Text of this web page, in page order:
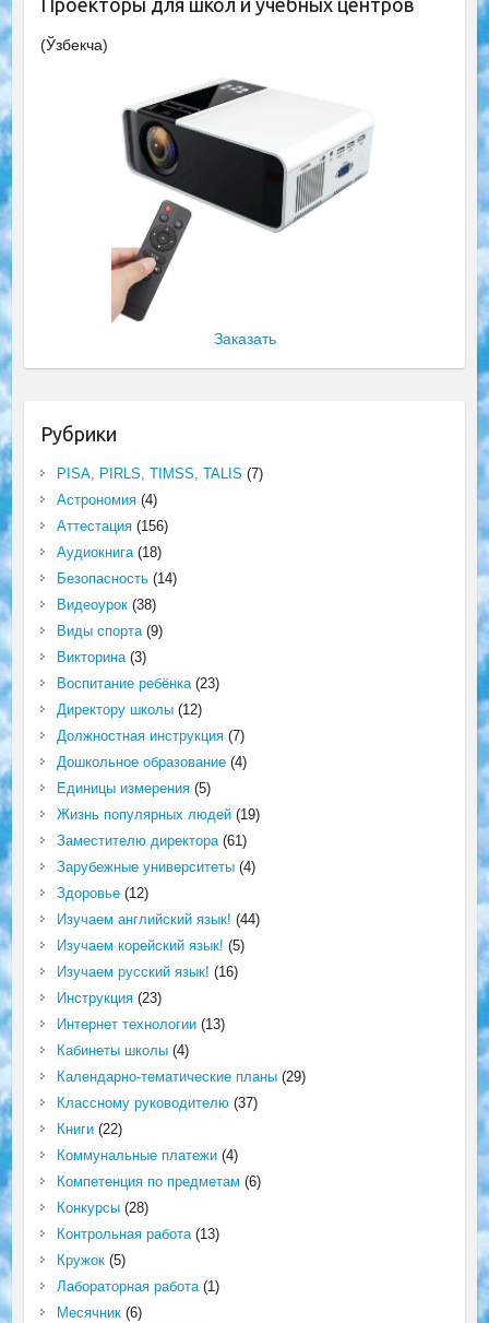
Проекторы для школ и учебных центров
(Ўзбекча)
Заказать
Рубрики
PISA, PIRLS, TIMSS, TALIS (7)
Астрономия(4)
Аттестация(156)
Аудиокнига(18)
Безопасность(14)
Видеоурок(38)
Виды спорта(9)
Викторина(3)
Воспитание ребёнка(23)
Директору школы(12)
Должностная инструкция(7)
Дошкольное образование(4)
Единицы измерения(5)
Жизнь популярных людей(19)
Заместителю директора(61)
Зарубежные университеты(4)
Здоровье(12)
Изучаем английский язык! (44)
Изучаем корейский язык! (5)
Изучаем русский язык! (16)
Инструкция(23)
Интернет технологии(13)
Кабинеты школы(4)
Календарно-тематические планы(29)
Классному руководителю(37)
Книги(22)
Коммунальные платежи(4)
Компетенция по предметам (6)
Конкурсы(28)
Контрольная работа(13)
Кружок(5)
Лабораторная работа(1)
Месячник(6)